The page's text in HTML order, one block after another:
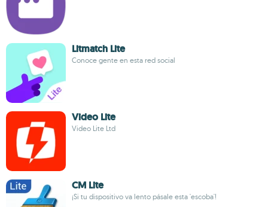
Litmatch Lite
Conoce gente en esta red social
Video Lite
Video Lite Ltd
CM Lite
¡Si tu dispositivo va lento pásale esta 'escoba'!